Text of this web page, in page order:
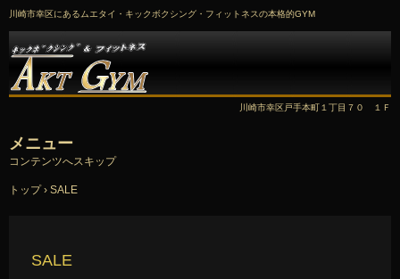
川崎市幸区にあるムエタイ・キックボクシング・フィットネスの本格的GYM
川崎市幸区戸手本町１丁目７０ １Ｆ
メニュー
コンテンツへスキップ
トップ › SALE
SALE